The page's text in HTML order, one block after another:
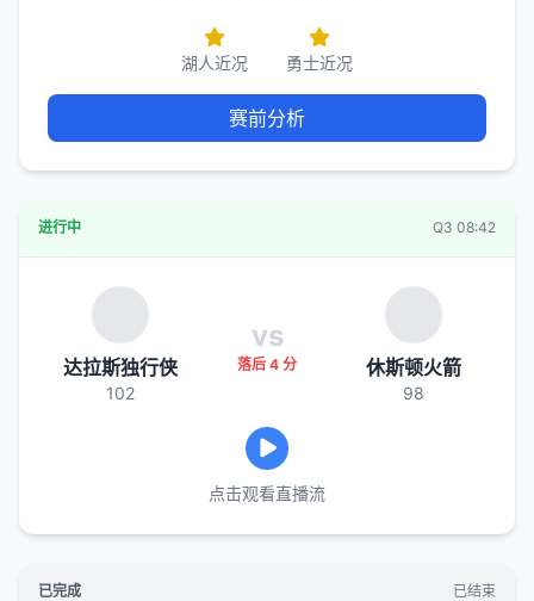
湖人近况 勇士近况
赛前分析
进行中 Q3 08:42
达拉斯独行侠
102
vs
落后 4 分 休斯顿火箭
98
点击观看直播流
已完成 已结束